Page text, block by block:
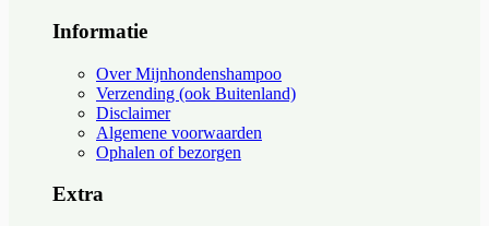
Informatie
Over Mijnhondenshampoo
Verzending (ook Buitenland)
Disclaimer
Algemene voorwaarden
Ophalen of bezorgen
Extra